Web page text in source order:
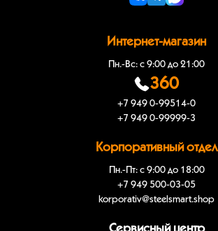
Интернет-магазин
Пн.-Вс: с 9:00 до 21:00
360
+7 949 0-99514-0
+7 949 0-99999-3
Корпоративный отдел
Пн.-Пт: с 9:00 до 18:00
+7 949 500-03-05
korporativ@steelsmart.shop